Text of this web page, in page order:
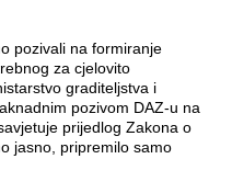
pozivali na formiranje
za cjelovito
graditeljstva i
pozivom DAZ-u na
prijedlog Zakona o
jasno, pripremilo samo